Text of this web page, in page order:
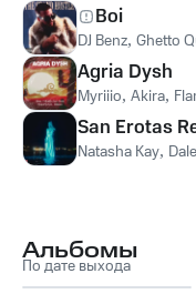
Boi
DJ Benz, Ghetto
Agria Dysh
Myriiio, Akira,
San Erotas
Natasha Kay,
Альбомы
По дате выхода